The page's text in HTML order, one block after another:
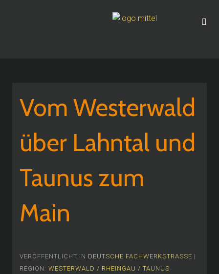
Vom Westerwald
über Lahntal und
Taunus zum
Main
VERÖFFENTLICHT IN DEUTSCHE FACHWERKSTRASSE
|
REGION: WESTERWALD / RHEINGAU / TAUNUS